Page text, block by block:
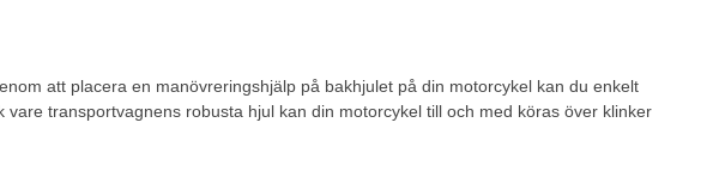
att placera en manövreringshjälp på bakhjulet på din motorcykel kan du enkelt
transportvagnens robusta hjul kan din motorcykel till och med köras över klinker